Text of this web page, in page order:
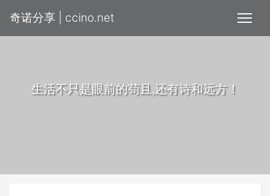
奇诺分享 | ccino.net
生活不只是眼前的苟且,还有诗和远方！